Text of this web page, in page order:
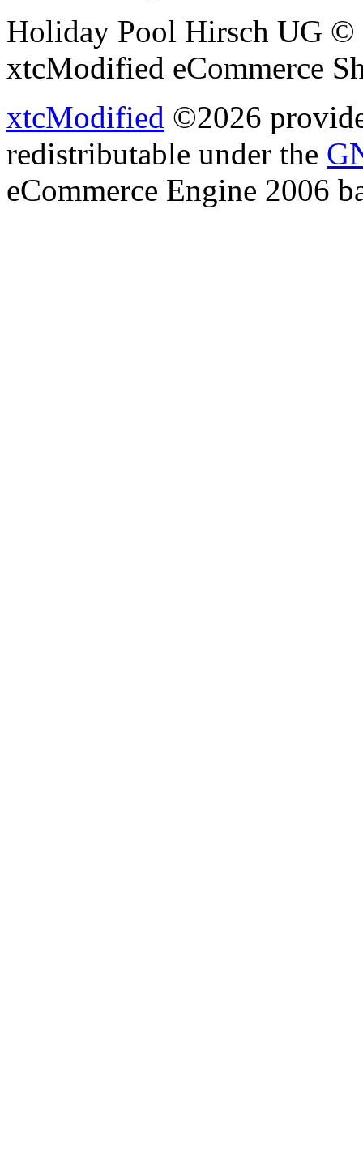
Holiday Pool Hirsch UG ©
xtcModified eCommerce
xtcModified ©2026
redistributable under the
eCommerce Engine 2006